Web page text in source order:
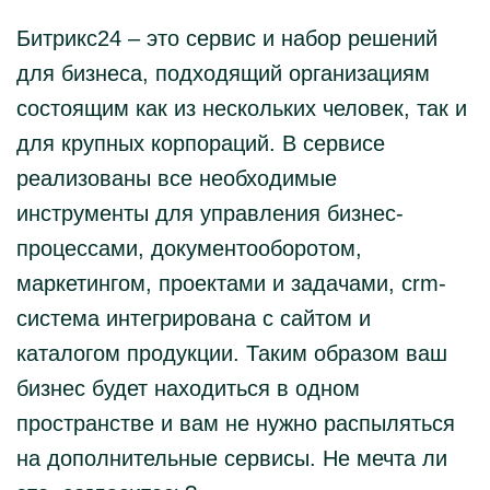
СВЯЗАТЬСЯ С
МЕНЕДЖЕРОМ
Битрикс24 – это сервис и набор решений
для бизнеса, подходящий организациям
состоящим как из нескольких человек, так и
для крупных корпораций. В сервисе
реализованы все необходимые
инструменты для управления бизнес-
процессами, документооборотом,
маркетингом, проектами и задачами, crm-
система интегрирована с сайтом и
каталогом продукции. Таким образом ваш
бизнес будет находиться в одном
пространстве и вам не нужно распыляться
на дополнительные сервисы. Не мечта ли